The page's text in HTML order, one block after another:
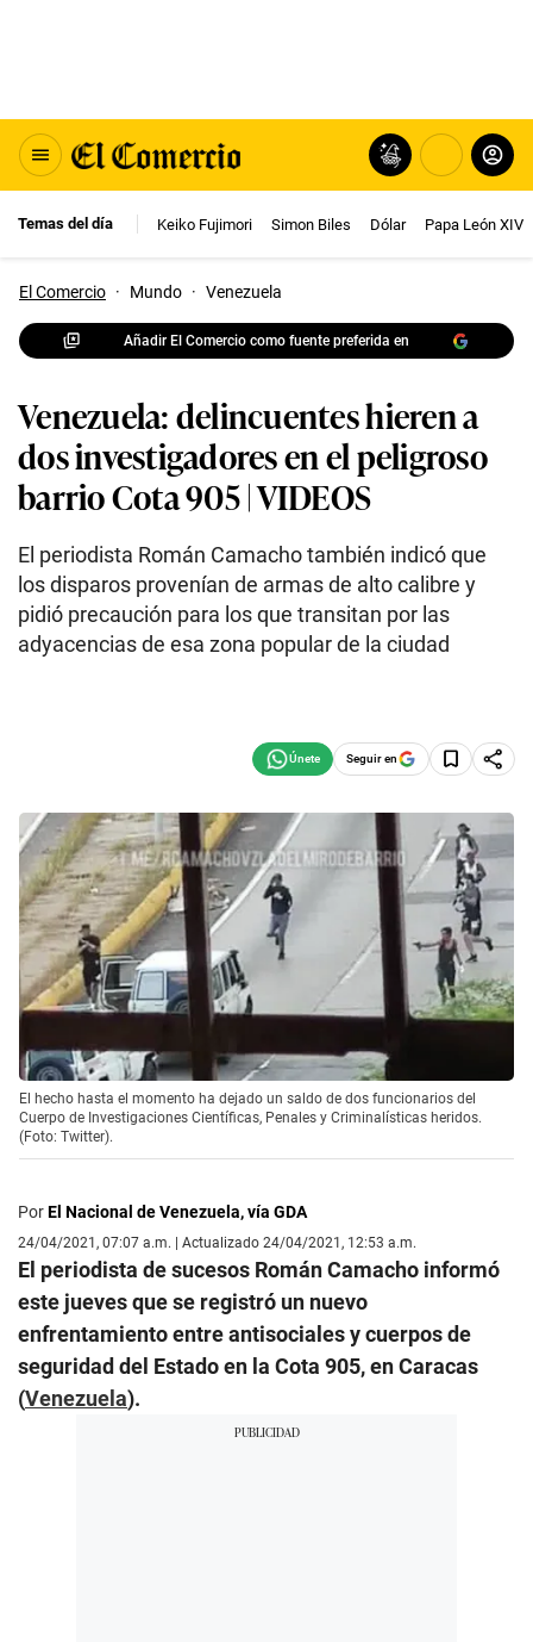
Temas del día Keiko Fujimori Simon Biles Dólar Papa León XIV
El Comercio · Mundo · Venezuela
Añadir El Comercio como fuente preferida en
Venezuela: delincuentes hieren a
dos investigadores en el peligroso
barrio Cota 905 | VIDEOS
El periodista Román Camacho también indicó que
los disparos provenían de armas de alto calibre y
pidió precaución para los que transitan por las
adyacencias de esa zona popular de la ciudad
Seguir en
El hecho hasta el momento ha dejado un saldo de dos funcionarios del
Cuerpo de Investigaciones Científicas, Penales y Criminalísticas heridos.
(Foto: Twitter).
PorEl Nacional de Venezuela, vía GDA
24/04/2021, 07:07 a.m. | Actualizado 24/04/2021, 12:53 a.m.
El periodista de sucesos Román Camacho informó
este jueves que se registró un nuevo
enfrentamiento entre antisociales y cuerpos de
seguridad del Estado en la Cota 905, en Caracas
(Venezuela).